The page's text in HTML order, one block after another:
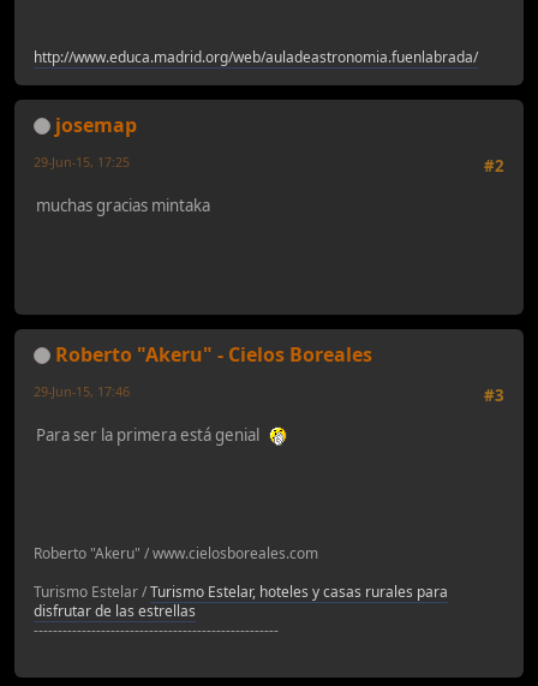
http://www.educa.madrid.org/web/auladeastronomia.fuenlabrada/
josemap
#2
29-Jun-15, 17:25
muchas gracias mintaka
Roberto "Akeru" - Cielos Boreales
#3
29-Jun-15, 17:46
Para ser la primera está genial
Roberto "Akeru" / www.cielosboreales.com
Turismo Estelar /Turismo Estelar, hoteles y casas rurales para
disfrutar de las estrellas
---------------------------------------------------